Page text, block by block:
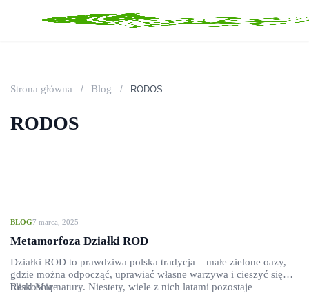
Strona główna / Blog / RODOS
RODOS
BLOG7 marca, 2025
Metamorfoza Działki ROD
Działki ROD to prawdziwa polska tradycja – małe zielone oazy,
gdzie można odpocząć, uprawiać własne warzywa i cieszyć się
bliskością natury. Niestety, wiele z nich latami pozostaje
Read More